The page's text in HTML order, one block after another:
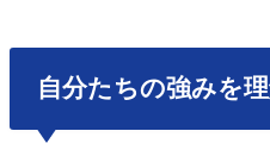
自分たちの強みを